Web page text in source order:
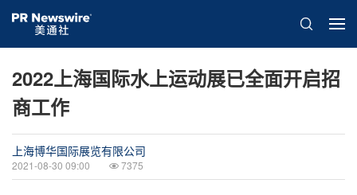
2022上海国际水上运动展已全面开启招
商工作
上海博华国际展览有限公司
2021-08-30 09:00 7375